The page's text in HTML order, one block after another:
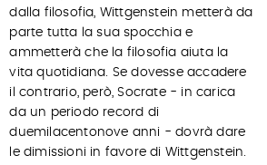
dalla filosofia, Wittgenstein metterà da
parte tutta la sua spocchia e
ammetterà che la filosofia aiuta la
vita quotidiana. Se dovesse accadere
il contrario, però, Socrate - in carica
da un periodo record di
duemilacentonove anni - dovrà dare
le dimissioni in favore di Wittgenstein.